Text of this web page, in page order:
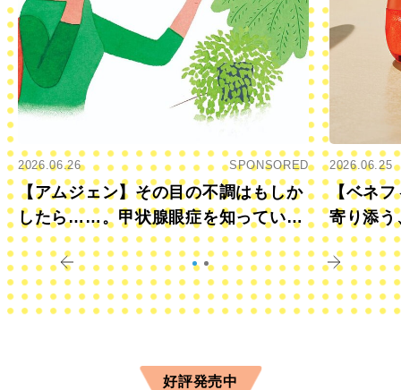
2026.06.26 SPONSORED
【アムジェン】その目の不調はもしか
したら……。甲状腺眼症を知っていま
すか？
2026.06.25
【ベネフ
寄り添う
きに
好評発売中